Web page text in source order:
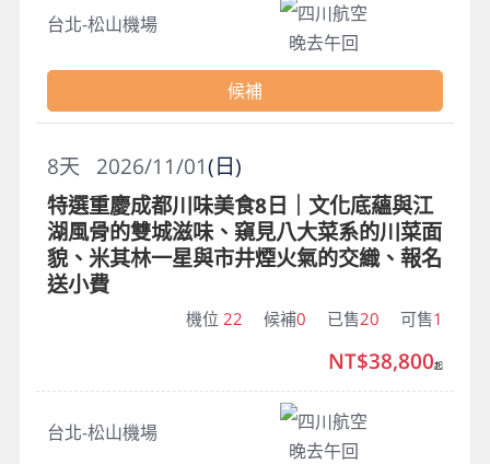
台北-松山機場
四川航空
晚去午回
候補
2026/11/01(日)
8天
特選重慶成都川味美食8日｜文化底蘊與江
湖風骨的雙城滋味、窺見八大菜系的川菜面
貌、米其林一星與市井煙火氣的交織、報名
送小費
機位 22 候補0 已售20 可售1
台北-松山機場
四川航空
晚去午回
NT$38,800起